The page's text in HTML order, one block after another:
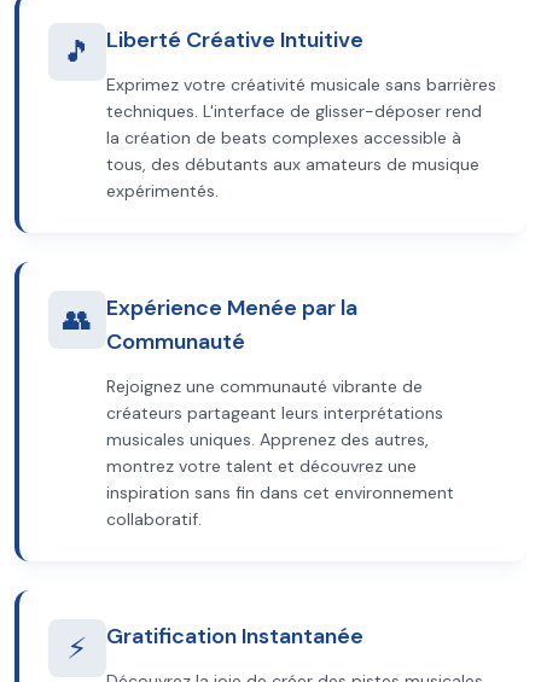
🎵 Liberté Créative Intuitive
Exprimez votre créativité musicale sans barrières
techniques. L'interface de glisser-déposer rend
la création de beats complexes accessible à
tous, des débutants aux amateurs de musique
expérimentés.
👥 Expérience Menée par la
Communauté
Rejoignez une communauté vibrante de
créateurs partageant leurs interprétations
musicales uniques. Apprenez des autres,
montrez votre talent et découvrez une
inspiration sans fin dans cet environnement
collaboratif.
⚡ Gratification Instantanée